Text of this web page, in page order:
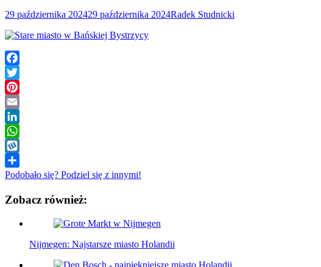
29 października 202429 października 2024Radek Studnicki
Facebook
Twitter
Pinterest
Email
LinkedIn
WhatsApp
Wykop
Podobało się? Podziel się z innymi!
Zobacz również:
Nijmegen: Najstarsze miasto Holandii